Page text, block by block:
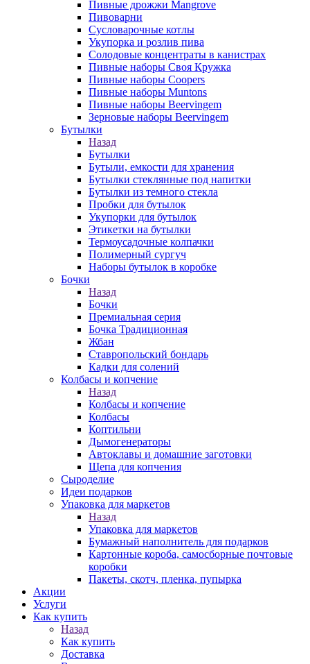
Пивные дрожжи Mangrove
Пивоварни
Сусловарочные котлы
Укупорка и розлив пива
Солодовые концентраты в канистрах
Пивные наборы Своя Кружка
Пивные наборы Coopers
Пивные наборы Muntons
Пивные наборы Beervingem
Зерновые наборы Beervingem
Бутылки
Назад
Бутылки
Бутыли, емкости для хранения
Бутылки стеклянные под напитки
Бутылки из темного стекла
Пробки для бутылок
Укупорки для бутылок
Этикетки на бутылки
Термоусадочные колпачки
Полимерный сургуч
Наборы бутылок в коробке
Бочки
Назад
Бочки
Премиальная серия
Бочка Традиционная
Жбан
Ставропольский бондарь
Кадки для солений
Колбасы и копчение
Назад
Колбасы и копчение
Колбасы
Коптильни
Дымогенераторы
Автоклавы и домашние заготовки
Щепа для копчения
Сыроделие
Идеи подарков
Упаковка для маркетов
Назад
Упаковка для маркетов
Бумажный наполнитель для подарков
Картонные короба, самосборные почтовые
коробки
Пакеты, скотч, пленка, пупырка
Акции
Услуги
Как купить
Назад
Как купить
Доставка